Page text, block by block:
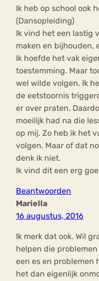
Ik heb op school ook
(Dansopleiding)
Ik vind het een lastig
maken en bijhouden,
Ik hoefde het vak
toestemming. Maar
wel wilde volgen. Ik
de eetstoornis
er over praten.
moeilijk had na die
op mij. Zo heb ik het
volgen. Maar of dat
denk ik niet.
Ik vind dit een erg
Beantwoorden
Mariella
16 augustus, 2016
Ik merk dat ook. Wil
helpen die
een es en problemen
het dan eigenlijk